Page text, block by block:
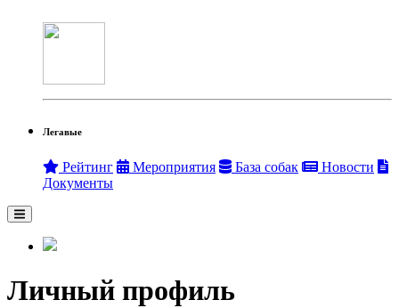
Легавые
Рейтинг Мероприятия База собак
Новости
Документы
Личный профиль